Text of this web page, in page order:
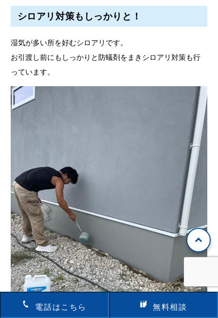
シロアリ対策もしっかりと！
湿気が多い所を好むシロアリです。
お引渡し前にもしっかりと防蟻剤をまきシロアリ対策も行
っています。
電話はこちら 無料相談